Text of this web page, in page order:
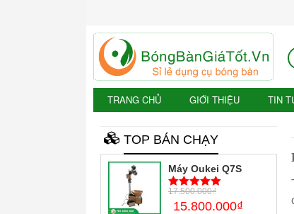
TRANG CHỦ GIỚI THIỆU TIN
TOP BÁN CHẠY
Máy Oukei Q7S
5trên 5
17.500.000₫
15.800.000₫